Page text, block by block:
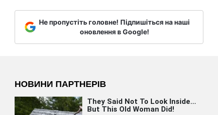
Не пропустіть головне! Підпишіться на наші
оновлення в Google!